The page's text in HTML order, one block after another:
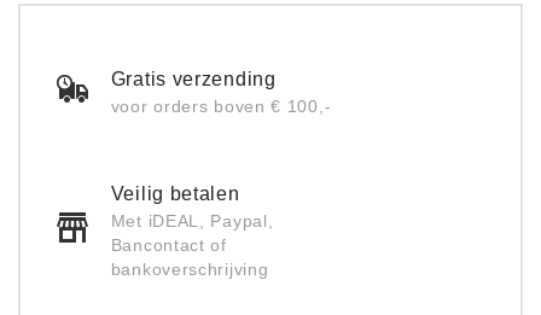
Gratis verzending
voor orders boven € 100,-
Veilig betalen
Met iDEAL, Paypal,
Bancontact of
bankoverschrijving